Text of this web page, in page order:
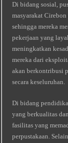
Di bidang sosial,
masyarakat
sehingga mereka
pekerjaan yang
meningkatkan
mereka dari
akan berkontribusi
secara keseluruhan.
Di bidang
yang berkualitas
fasilitas yang
perpustakaan.